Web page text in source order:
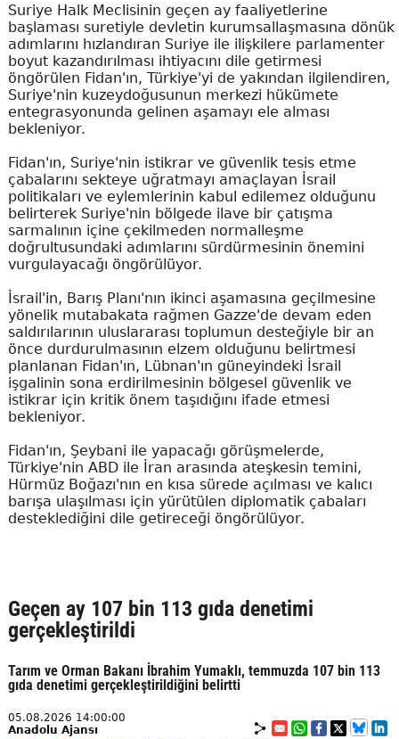
Suriye Halk Meclisinin geçen ay faaliyetlerine
başlaması suretiyle devletin kurumsallaşmasına dönük
adımlarını hızlandıran Suriye ile ilişkilere parlamenter
boyut kazandırılması ihtiyacını dile getirmesi
öngörülen Fidan'ın, Türkiye'yi de yakından ilgilendiren,
Suriye'nin kuzeydoğusunun merkezi hükümete
entegrasyonunda gelinen aşamayı ele alması
bekleniyor.
Fidan'ın, Suriye'nin istikrar ve güvenlik tesis etme
çabalarını sekteye uğratmayı amaçlayan İsrail
politikaları ve eylemlerinin kabul edilemez olduğunu
belirterek Suriye'nin bölgede ilave bir çatışma
sarmalının içine çekilmeden normalleşme
doğrultusundaki adımlarını sürdürmesinin önemini
vurgulayacağı öngörülüyor.
İsrail'in, Barış Planı'nın ikinci aşamasına geçilmesine
yönelik mutabakata rağmen Gazze'de devam eden
saldırılarının uluslararası toplumun desteğiyle bir an
önce durdurulmasının elzem olduğunu belirtmesi
planlanan Fidan'ın, Lübnan'ın güneyindeki İsrail
işgalinin sona erdirilmesinin bölgesel güvenlik ve
istikrar için kritik önem taşıdığını ifade etmesi
bekleniyor.
Fidan'ın, Şeybani ile yapacağı görüşmelerde,
Türkiye'nin ABD ile İran arasında ateşkesin temini,
Hürmüz Boğazı'nın en kısa sürede açılması ve kalıcı
barışa ulaşılması için yürütülen diplomatik çabaları
desteklediğini dile getireceği öngörülüyor.
Geçen ay 107 bin 113 gıda denetimi
gerçekleştirildi
Tarım ve Orman Bakanı İbrahim Yumaklı, temmuzda 107 bin 113
gıda denetimi gerçekleştirildiğini belirtti
05.08.2026 14:00:00
Anadolu Ajansı